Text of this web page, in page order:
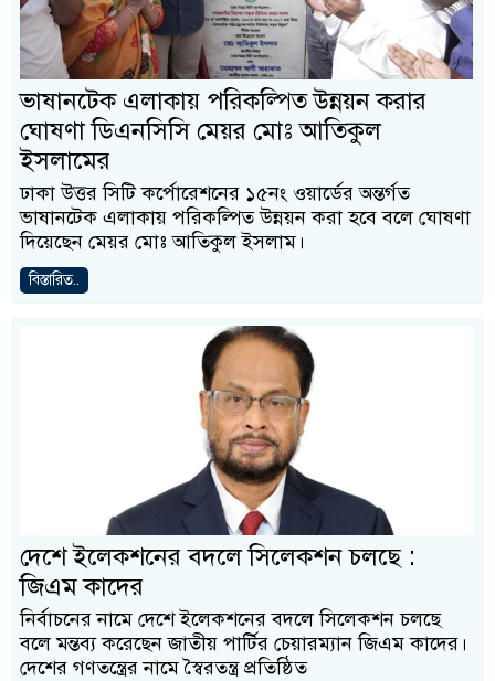
ভাষানটেক এলাকায় পরিকল্পিত উন্নয়ন করার
ঘোষণা ডিএনসিসি মেয়র মোঃ আতিকুল
ইসলামের
ঢাকা উত্তর সিটি কর্পোরেশনের ১৫নং ওয়ার্ডের অন্তর্গত
ভাষানটেক এলাকায় পরিকল্পিত উন্নয়ন করা হবে বলে ঘোষণা
দিয়েছেন মেয়র মোঃ আতিকুল ইসলাম।
বিস্তারিত..
দেশে ইলেকশনের বদলে সিলেকশন চলছে :
জিএম কাদের
নির্বাচনের নামে দেশে ইলেকশনের বদলে সিলেকশন চলছে
বলে মন্তব্য করেছেন জাতীয় পার্টির চেয়ারম্যান জিএম কাদের।
দেশের গণতন্ত্রের নামে স্বৈরতন্ত্র প্রতিষ্ঠিত